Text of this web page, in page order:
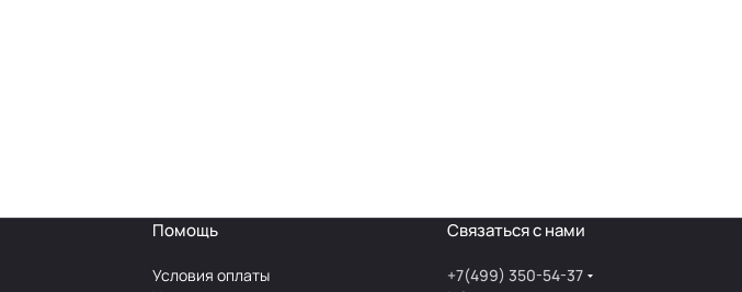
Помощь
Условия оплаты
Связаться с нами
+7(499) 350-54-37